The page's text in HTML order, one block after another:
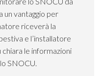
vantaggio per
riceverà la
e l’installatore
le informazioni
SNOCU.